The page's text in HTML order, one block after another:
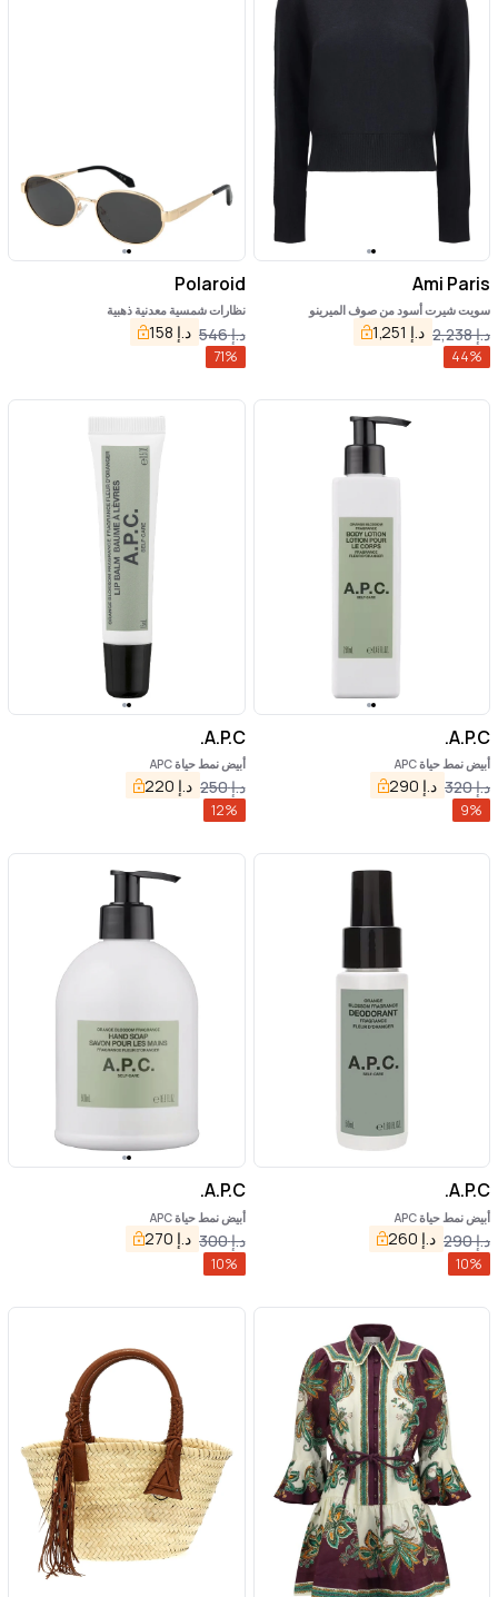
Ami Paris
سويت شيرت أسود من صوف الميرينو
د.إ2,238 د.إ 1,251
44%
Polaroid
نظارات شمسية معدنية ذهبية
د.إ546 د.إ 158
71%
A.P.C.
أبيض نمط حياة APC
د.إ320 د.إ 290
9%
A.P.C.
أبيض نمط حياة APC
د.إ250 د.إ 220
12%
A.P.C.
أبيض نمط حياة APC
د.إ290 د.إ 260
10%
A.P.C.
أبيض نمط حياة APC
د.إ300 د.إ 270
10%